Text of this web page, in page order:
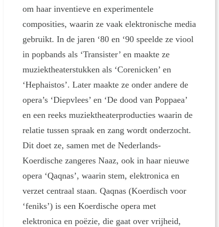
om haar inventieve en experimentele
composities, waarin ze vaak elektronische media
gebruikt. In de jaren ‘80 en ‘90 speelde ze viool
in popbands als ‘Transister’ en maakte ze
muziektheaterstukken als ‘Corenicken’ en
‘Hephaistos’. Later maakte ze onder andere de
opera’s ‘Diepvlees’ en ‘De dood van Poppaea’
en een reeks muziektheaterproducties waarin de
relatie tussen spraak en zang wordt onderzocht.
Dit doet ze, samen met de Nederlands-
Koerdische zangeres Naaz, ook in haar nieuwe
opera ‘Qaqnas’, waarin stem, elektronica en
verzet centraal staan. Qaqnas (Koerdisch voor
‘feniks’) is een Koerdische opera met
elektronica en poëzie, die gaat over vrijheid,